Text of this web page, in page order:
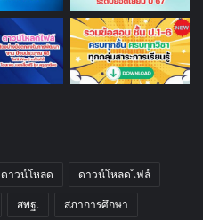
ดาวน์โหลด ดาวน์โหลดไฟล์
สพฐ. สภาการศึกษา